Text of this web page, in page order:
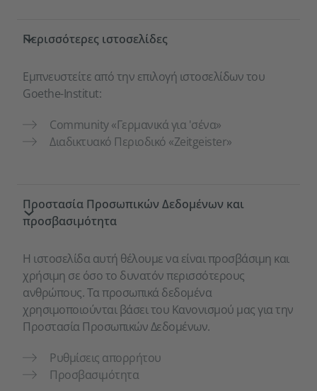
Περισσότερες ιστοσελίδες
Εμπνευστείτε από την επιλογή ιστοσελίδων του
Goethe-Institut:
Community «Γερμανικά για 'σένα»
Διαδικτυακό Περιοδικό «Zeitgeister»
Προστασία Προσωπικών Δεδομένων και
προσβασιμότητα
Η ιστοσελίδα αυτή θέλουμε να είναι προσβάσιμη και
χρήσιμη σε όσο το δυνατόν περισσότερους
ανθρώπους. Τα προσωπικά δεδομένα
χρησιμοποιούνται βάσει του Κανονισμού μας για την
Προστασία Προσωπικών Δεδομένων.
Ρυθμίσεις απορρήτου
Προσβασιμότητα